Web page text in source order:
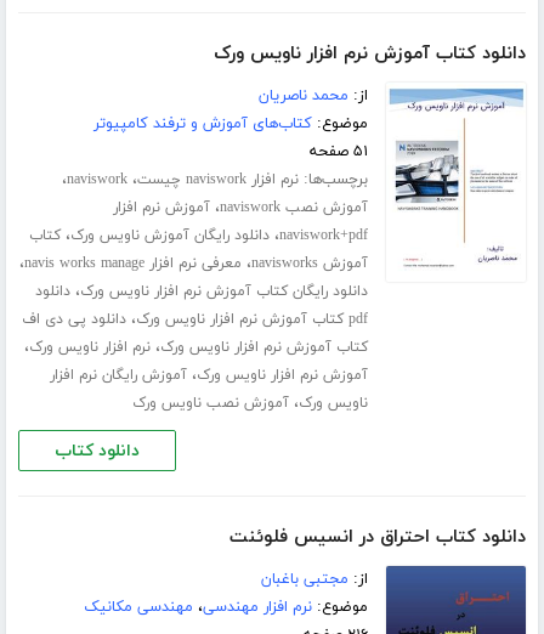
دانلود کتاب آموزش نرم افزار ناویس ورک
از: محمد ناصریان
موضوع:کتاب‌های آموزش و ترفند کامپیوتر
۵۱ صفحه
برچسب‌ها:نرم افزار naviswork چیست ،naviswork،
آموزش نصب naviswork ،آموزش نرم افزار
naviswork+pdf،دانلود رایگان آموزش ناویس ورک،کتاب
آموزش navisworks
، معرفی نرم افزار navis works manage ،
دانلود رایگان کتاب آموزش نرم افزار ناویس ورک،دانلود
pdf کتاب آموزش نرم افزار ناویس ورک
،دانلود پی دی اف
کتاب آموزش نرم افزار ناویس ورک،نرم افزار ناویس ورک،
آموزش نرم افزار ناویس ورک،آموزش رایگان نرم افزار
ناویس ورک،آموزش نصب ناویس ورک
دانلود کتاب
دانلود کتاب احتراق در انسیس فلوئنت
از: مجتبی باغبان
موضوع:نرم افزار مهندسی، مهندسی مکانیک